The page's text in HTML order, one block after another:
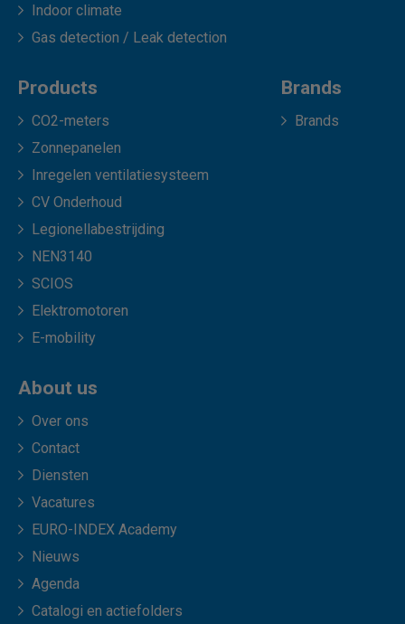
Indoor climate
Gas detection / Leak detection
Products
CO2-meters
Zonnepanelen
Inregelen ventilatiesysteem
CV Onderhoud
Legionellabestrijding
NEN3140
SCIOS
Elektromotoren
E-mobility
Brands
Brands
About us
Over ons
Contact
Diensten
Vacatures
EURO-INDEX Academy
Nieuws
Agenda
Catalogi en actiefolders